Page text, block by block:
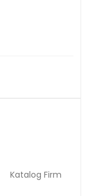
Katalog Firm